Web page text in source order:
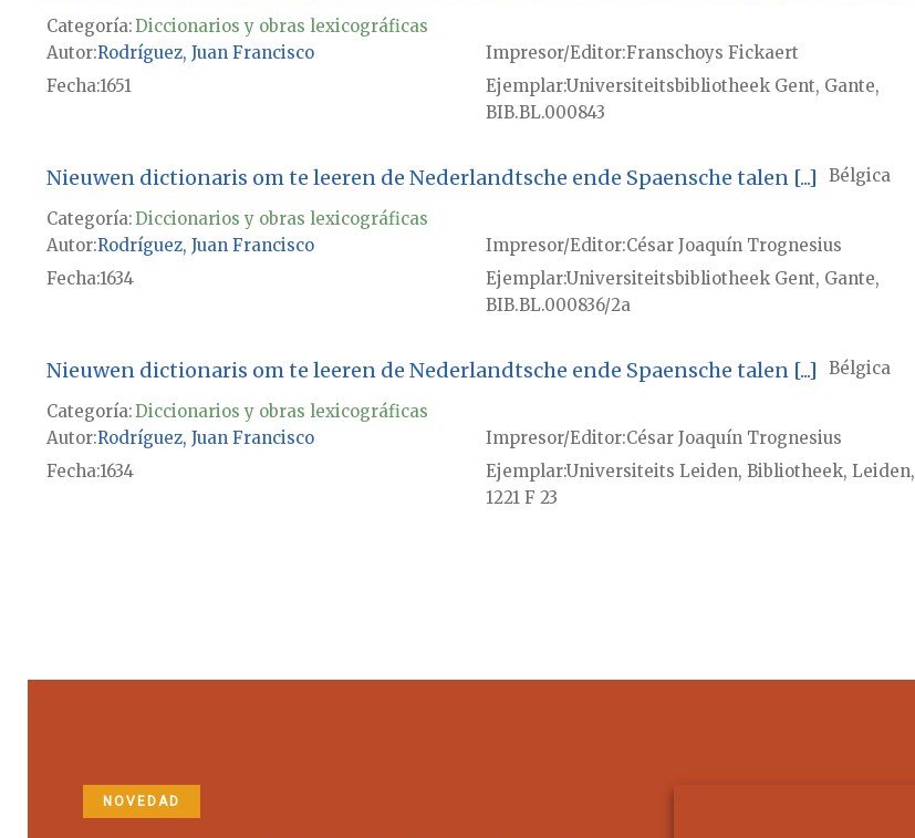
Categoría:Diccionarios y obras lexicográficas
Autor Rodríguez, Juan Francisco Impresor/Editor Franschoys Fickaert
Fecha1651 EjemplarUniversiteitsbibliotheek Gent, Gante,
BIB.BL.000843
Nieuwen dictionaris om te leeren de Nederlandtsche ende Spaensche talen [...] Bélgica
Categoría:Diccionarios y obras lexicográficas
Autor Rodríguez, Juan Francisco Impresor/Editor César Joaquín Trognesius
Fecha1634 EjemplarUniversiteitsbibliotheek Gent, Gante,
BIB.BL.000836/2a
Nieuwen dictionaris om te leeren de Nederlandtsche ende Spaensche talen [...] Bélgica
Categoría:Diccionarios y obras lexicográficas
Autor Rodríguez, Juan Francisco Impresor/Editor César Joaquín Trognesius
Fecha1634 EjemplarUniversiteits Leiden, Bibliotheek, Leiden,
1221 F 23
NOVEDAD